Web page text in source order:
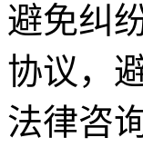
避免纠
协议，
法律咨